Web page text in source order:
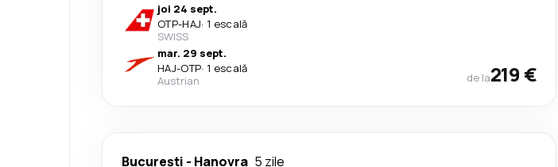
joi 24 sept.
OTP-HAJ· 1 escală
SWISS
mar. 29 sept.
HAJ-OTP· 1 escală
Austrian
de la219 €
București - Hanovra 5 zile